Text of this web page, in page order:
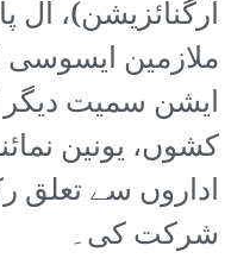
آرگنائزیشن)،
ملازمین
ایشن سمیت
کشوں، یونین
اداروں سے تعلق
شرکت کی۔